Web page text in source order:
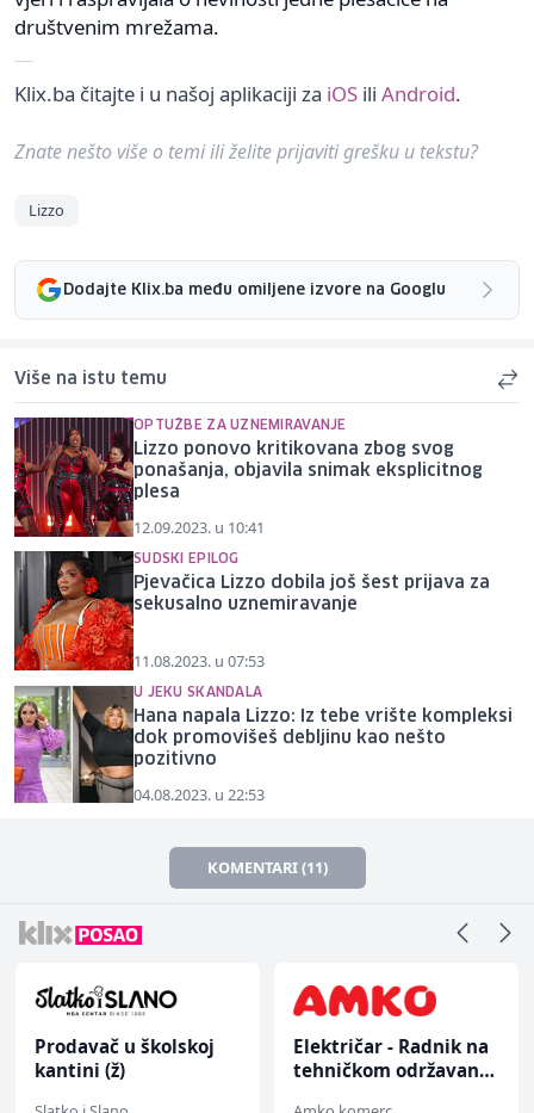
društvenim mrežama.
Klix.ba čitajte i u našoj aplikaciji za iOS ili Android.
Znate nešto više o temi ili želite prijaviti grešku u tekstu?
Lizzo
Dodajte Klix.ba među omiljene izvore na Googlu
Više na istu temu
OPTUŽBE ZA UZNEMIRAVANJE
Lizzo ponovo kritikovana zbog svog
ponašanja, objavila snimak eksplicitnog
plesa
12.09.2023. u 10:41
SUDSKI EPILOG
Pjevačica Lizzo dobila još šest prijava za
sekusalno uznemiravanje
11.08.2023. u 07:53
U JEKU SKANDALA
Hana napala Lizzo: Iz tebe vrište kompleksi
dok promovišeš debljinu kao nešto
pozitivno
04.08.2023. u 22:53
KOMENTARI (11)
Prodavač u školskoj
kantini (ž)
Električar - Radnik na
tehničkom održavanju